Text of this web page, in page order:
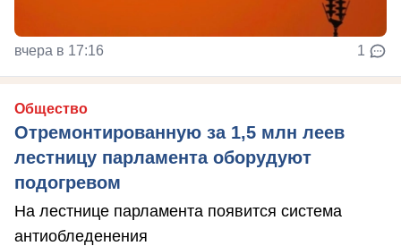
вчера в 17:16 1
Общество
Отремонтированную за 1,5 млн леев
лестницу парламента оборудуют
подогревом
На лестнице парламента появится система
антиобледенения